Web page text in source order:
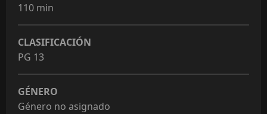
110 min
CLASIFICACIÓN
PG 13
GÉNERO
Género no asignado